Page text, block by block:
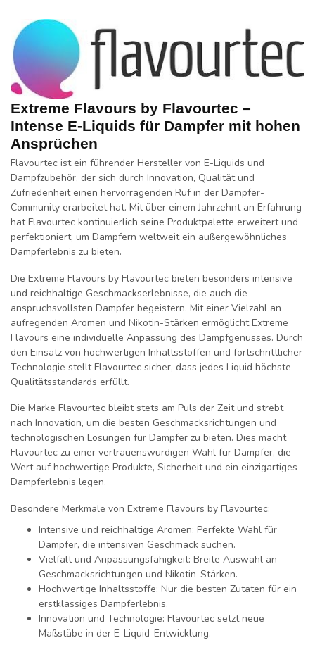
Extreme Flavours by Flavourtec –
Intense E-Liquids für Dampfer mit hohen
Ansprüchen
Flavourtec ist ein führender Hersteller von E-Liquids und
Dampfzubehör, der sich durch Innovation, Qualitätund
Zufriedenheiteinen hervorragenden Ruf in der Dampfer-
Community erarbeitet hat. Mit über einem Jahrzehnt an Erfahrung
hatFlavourtec kontinuierlich seine Produktpalette erweitert und
perfektioniert, um Dampfern weltweit ein außergewöhnliches
Dampferlebnis zu bieten.
Die Extreme Flavours by Flavourtec bieten besonders intensive
und reichhaltige Geschmackserlebnisse, die auch die
anspruchsvollsten Dampfer begeistern. Mit einer Vielzahl an
aufregenden Aromen und Nikotin-Stärken ermöglichtExtreme
Flavours eine individuelle Anpassung des Dampfgenusses. Durch
den Einsatz von hochwertigen Inhaltsstoffen und fortschrittlicher
Technologie stellt Flavourtec sicher, dass jedes Liquid höchste
Qualitätsstandards erfüllt.
Die Marke Flavourtec bleibt stets am Puls der Zeit und strebt
nach Innovation, um die besten Geschmacksrichtungen und
technologischen Lösungen für Dampfer zu bieten. Dies macht
Flavourtec zu einer vertrauenswürdigen Wahl für Dampfer, die
Wert aufhochwertige Produkte, Sicherheitund ein einzigartiges
Dampferlebnis legen.
Besondere Merkmale von Extreme Flavours by Flavourtec:
Intensive und reichhaltige Aromen: Perfekte Wahl für
Dampfer, die intensiven Geschmack suchen.
Vielfalt und Anpassungsfähigkeit: Breite Auswahl an
Geschmacksrichtungen und Nikotin-Stärken.
Hochwertige Inhaltsstoffe: Nur die besten Zutaten für ein
erstklassiges Dampferlebnis.
Innovation und Technologie: Flavourtec setzt neue
Maßstäbe in der E-Liquid-Entwicklung.